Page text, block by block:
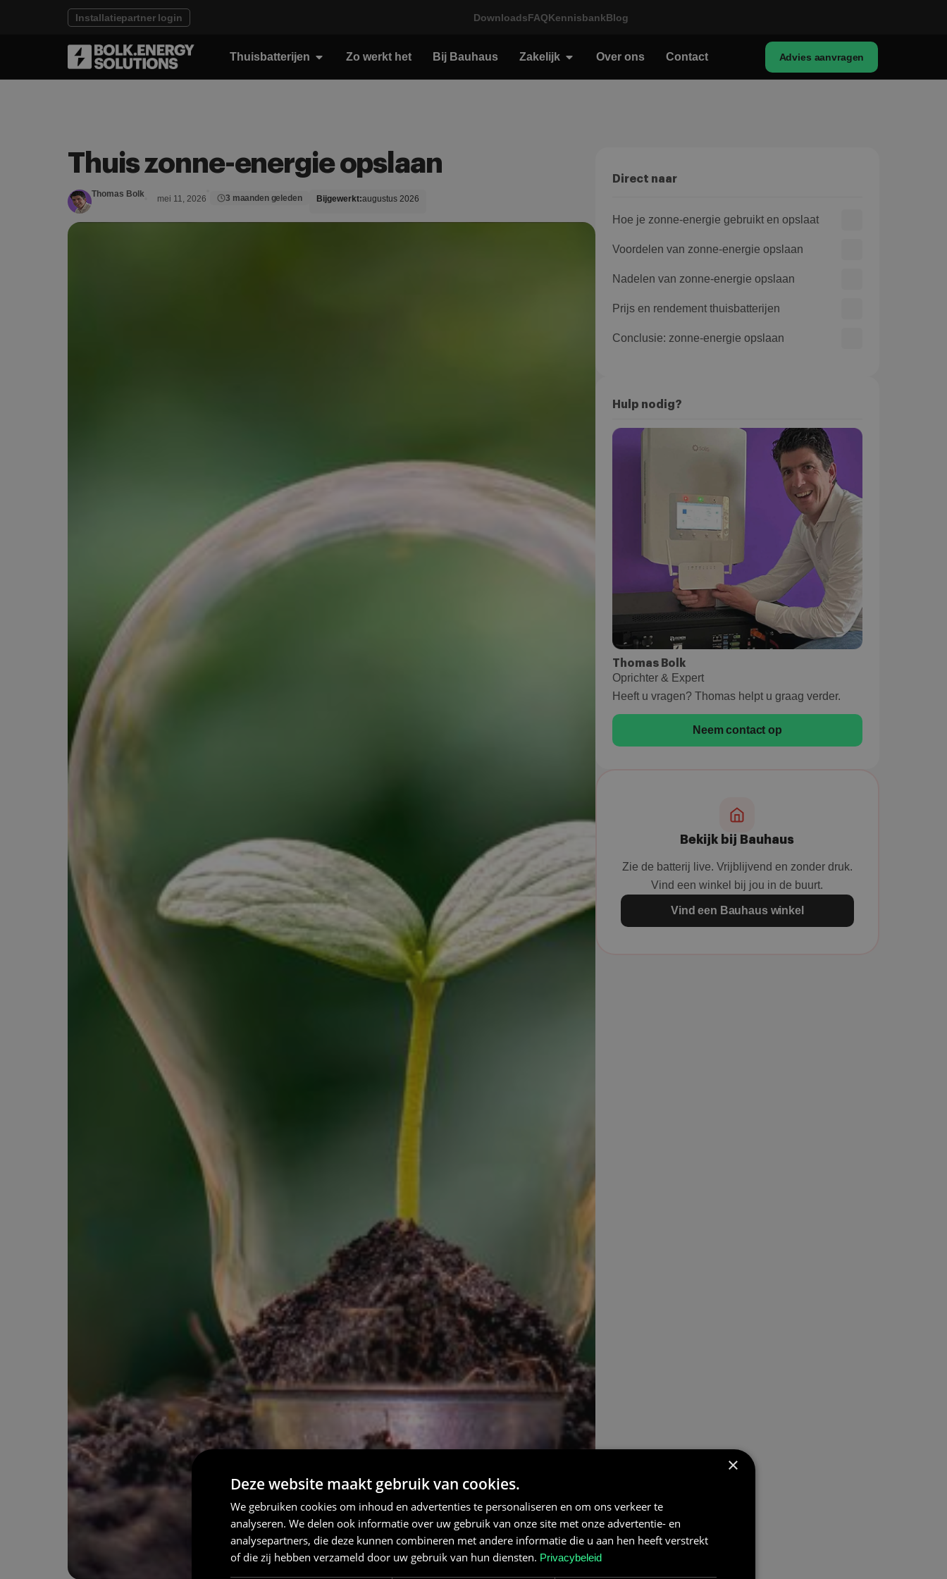
Installatiepartner login DownloadsFAQKennisbankBlog
Thuisbatterijen Zo werkt het Bij Bauhaus Zakelijk Over ons Contact Advies aanvragen
Thuis zonne-energie opslaan
Thomas Bolk mei 11, 2026 3 maanden geleden Bijgewerkt:augustus 2026
Direct naar
Hoe je zonne-energie gebruikt en opslaat
Voordelen van zonne-energie opslaan
Nadelen van zonne-energie opslaan
Prijs en rendement thuisbatterijen
Conclusie: zonne-energie opslaan
Hulp nodig?
Thomas Bolk
Oprichter & Expert
Heeft u vragen? Thomas helpt u graag verder.
Neem contact op
Bekijk bij Bauhaus
Zie de batterij live. Vrijblijvend en zonder druk.
Vind een winkel bij jou in de buurt.
Vind een Bauhaus winkel
×
Deze website maakt gebruik van cookies.
We gebruiken cookies om inhoud en advertenties te personaliseren en om ons verkeer te
analyseren. We delen ook informatie over uw gebruik van onze site met onze advertentie- en
analysepartners, die deze kunnen combineren met andere informatie die u aan hen heeft verstrekt
of die zij hebben verzameld door uw gebruik van hun diensten. Privacybeleid